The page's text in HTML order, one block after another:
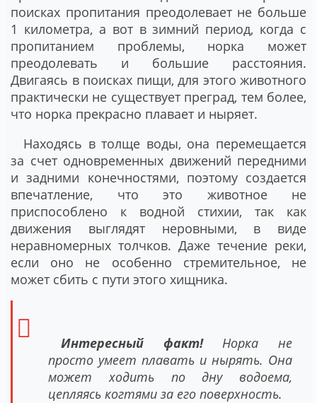
поисках пропитания преодолевает не больше
1 километра, а вот в зимний период, когда с
пропитанием проблемы, норка может
преодолевать и большие расстояния.
Двигаясь в поисках пищи, для этого животного
практически не существует преград, тем более,
что норка прекрасно плавает и ныряет.
Находясь в толще воды, она перемещается
за счет одновременных движений передними
и задними конечностями, поэтому создается
впечатление, что это животное не
приспособлено к водной стихии, так как
движения выглядят неровными, в виде
неравномерных толчков. Даже течение реки,
если оно не особенно стремительное, не
может сбить с пути этого хищника.
Интересный факт!Норка не
просто умеет плавать и нырять. Она
может ходить по дну водоема,
цепляясь когтями за его поверхность.